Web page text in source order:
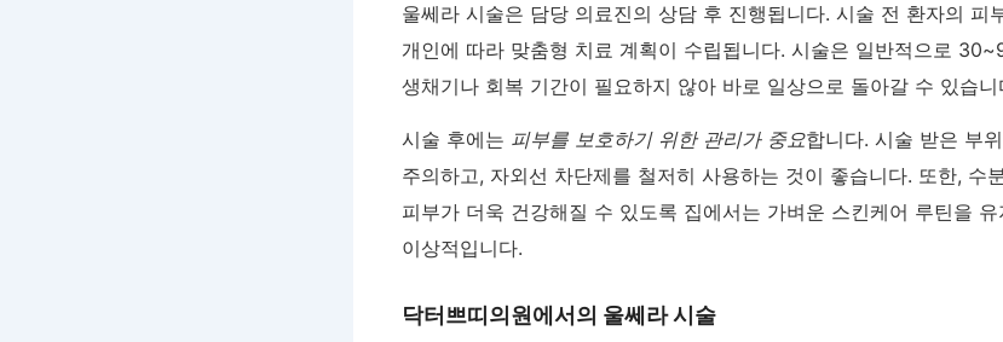
울쎄라 시술은 담당 의료진의 상담 후 진행됩니다. 시술 전 환자의 피
개인에 따라 맞춤형 치료 계획이 수립됩니다. 시술은 일반적으로
생채기나 회복 기간이 필요하지 않아 바로 일상으로 돌아갈 수 있습니
시술 후에는 피부를 보호하기 위한 관리가 중요합니다. 시술 받은 부
주의하고, 자외선 차단제를 철저히 사용하는 것이 좋습니다. 또한, 수
피부가 더욱 건강해질 수 있도록 집에서는 가벼운 스킨케어 루틴을 유
이상적입니다.
닥터쁘띠의원에서의 울쎄라 시술